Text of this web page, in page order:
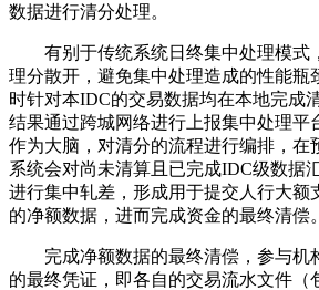
数据进行清分处理。
有别于传统系统日终集中处理模式
理分散开，避免集中处理造成的性能瓶
时针对本IDC的交易数据均在本地完成
结果通过跨城网络进行上报集中处理平
作为大脑，对清分的流程进行编排，在
系统会对尚未清算且已完成IDC级数据
进行集中轧差，形成用于提交人行大额
的净额数据，进而完成资金的最终清偿。
完成净额数据的最终清偿，参与机
的最终凭证，即各自的交易流水文件（